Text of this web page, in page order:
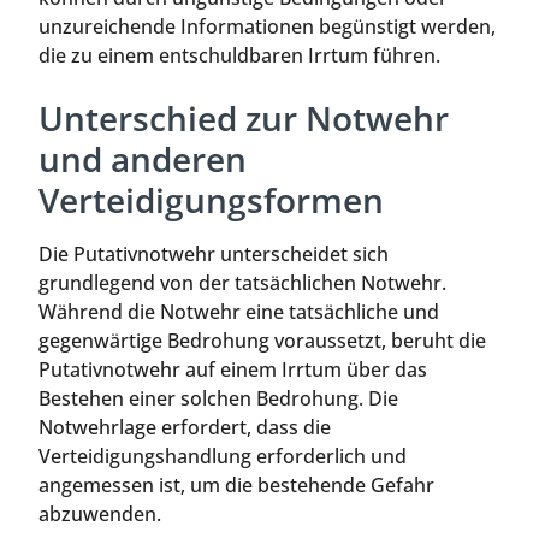
unzureichende Informationen begünstigt werden,
die zu einem entschuldbaren Irrtum führen.
Unterschied zur Notwehr
und anderen
Verteidigungsformen
Die Putativnotwehr unterscheidet sich
grundlegend von der tatsächlichen Notwehr.
Während die Notwehr eine tatsächliche und
gegenwärtige Bedrohung voraussetzt, beruht die
Putativnotwehr auf einem Irrtum über das
Bestehen einer solchen Bedrohung. Die
Notwehrlage erfordert, dass die
Verteidigungshandlung erforderlich und
angemessen ist, um die bestehende Gefahr
abzuwenden.